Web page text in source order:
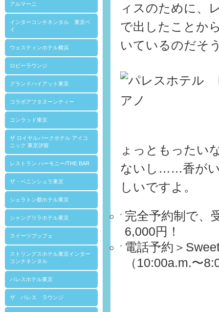
アルマーニ
インターコンチネンタル 東京ベ
イ
ウェスティンホテル横浜
ロビーラウンジ
グランドハイアット東京
コラボアフタヌーンティー
コンラッド東京
ザ ロイヤルパークホテル アイコ
ニック 東京汐留
レストラン ハーモニー/THE BAR
ザ・ペニンシュラ東京
シェラトン都ホテル東京
シャングリラホテル東京
スイーツブッフェ
ストリングスホテル東京インター
コンチネンタル
パレスホテル東京
ザ パレス ラウンジ
ィスのために、
で出したことか
いているのだそ
ょっともったい
ないし……香がい
しいですよ。
完全予約制で、
6,000円！
電話予約＞
（10:00a.m.〜